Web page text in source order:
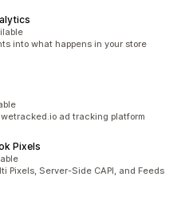
into what happens in your store
ad tracking platform
Pixels
Pixels, Server-Side CAPI, and Feeds